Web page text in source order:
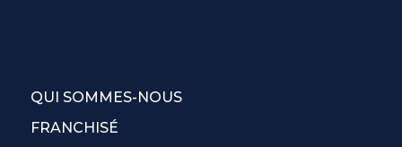
QUI SOMMES-NOUS
FRANCHISÉ